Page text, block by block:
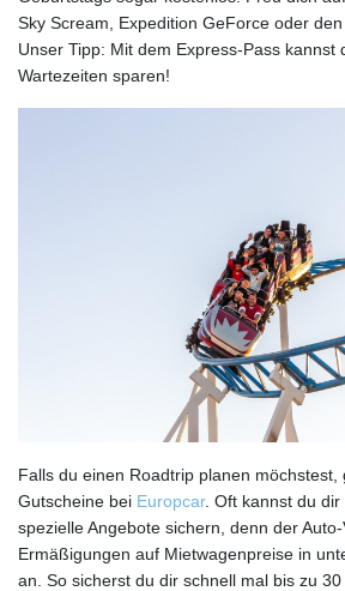
Sky Scream, Expedition GeForce oder den
Unser Tipp: Mit dem Express-Pass kannst
Wartezeiten sparen!
Falls du einen Roadtrip planen möchstest,
Gutscheine bei Europcar. Oft kannst du
spezielle Angebote sichern, denn der
Ermäßigungen auf Mietwagenpreise in
an. So sicherst du dir schnell mal bis zu